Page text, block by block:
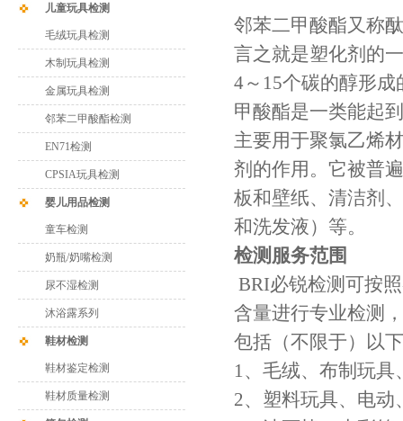
儿童玩具检测
毛绒玩具检测
木制玩具检测
金属玩具检测
邻苯二甲酸酯检测
EN71检测
CPSIA玩具检测
婴儿用品检测
童车检测
奶瓶/奶嘴检测
尿不湿检测
沐浴露系列
鞋材检测
鞋材鉴定检测
鞋材质量检测
邻苯二甲酸酯又称
言之就是塑化剂的
4～15个碳的醇形
甲酸酯是一类能起
主要用于聚氯乙烯
剂的作用。它被普
板和壁纸、清洁剂
和洗发液）等。
检测服务范围
BRI必锐检测可按
含量进行专业检测
包括（不限于）以
1、毛绒、布制玩
2、塑料玩具、电